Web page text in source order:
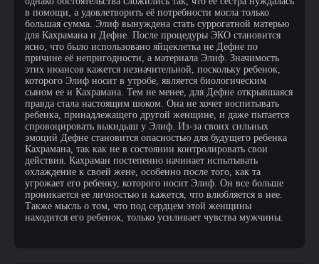
в помощи, а удовлетворить её потребности могла только
большая сумма. Элиф вынуждена стать суррогатной матерью
для Кахрамана и Дефне. После процедуры ЭКО становится
ясно, что было использовано яйцеклетка не Дефне по
причине её непригодности, а материала Элиф. Значимость
этих нюансов кажется незначительной, поскольку ребенок,
которого Элиф носит в утробе, является биологическим
сыном ее и Кахрамана. Тем не менее, для Дефне открывшаяся
правда стала настоящим шоком. Она не хочет воспитывать
ребенка, принадлежащего другой женщине, и даже пытается
спровоцировать выкидыш у Элиф. Из-за своих сильных
эмоций Дефне становится опасностью для будущего ребенка
Кахрамана, так как не в состоянии контролировать свои
действия. Кахраман постепенно начинает испытывать
охлаждение к своей жене, особенно после того, как та
угрожает его ребенку, которого носит Элиф. Он все больше
проникается ее личностью и кажется, что влюбляется в нее.
Также мысль о том, что под сердцем этой женщины
находится его ребенок, только усиливает чувства мужчины.